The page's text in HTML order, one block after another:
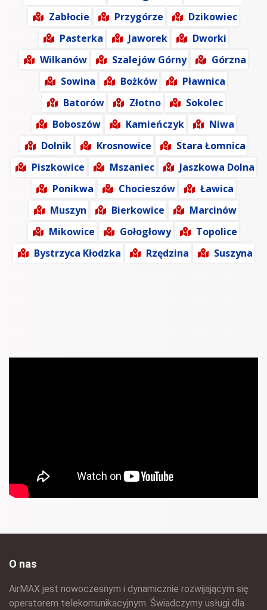
Zabłocie
Przygórze
Dzikowiec
Pasterka
Jaworek
Dworki
Wilkanów
Szalejów Górny
Górzna
Sowina
Bożków
Pławnica
Batorów
Złotno
Sokolec
Boboszów
Kamieńczyk
Niwa
Dolnik
Krosnowice
Stara Łomnica
Piszkowice
Mszaniec
Jaszkowa Dolna
Ponikwa
Chocieszów
Ławica
Muszyn
Bierkowice
Marcinów
Mikowice
Gołogłowy
Topolice
Bystrzyca Kłodzka
Rzędzina Suszyna
O nas
AirMAX jest nowoczesnym i dynamicznie rozwijającym się
operatorem telekomunikacyjnym. Świadczymy usługi dla